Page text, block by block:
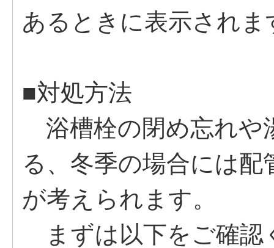
あるときに表示されま
■対処方法
浴槽栓の閉め忘れや
る、冬季の場合には
が考えられます。
まずは以下をご確認